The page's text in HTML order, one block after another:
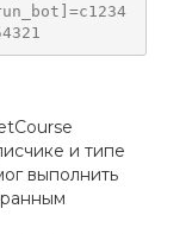
и типе
выполнить